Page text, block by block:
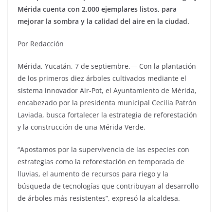
Mérida cuenta con 2,000 ejemplares listos, para
mejorar la sombra y la calidad del aire en la ciudad.
Por Redacción
Mérida, Yucatán, 7 de septiembre.— Con la plantación
de los primeros diez árboles cultivados mediante el
sistema innovador Air-Pot, el Ayuntamiento de Mérida,
encabezado por la presidenta municipal Cecilia Patrón
Laviada, busca fortalecer la estrategia de reforestación
y la construcción de una Mérida Verde.
“Apostamos por la supervivencia de las especies con
estrategias como la reforestación en temporada de
lluvias, el aumento de recursos para riego y la
búsqueda de tecnologías que contribuyan al desarrollo
de árboles más resistentes”, expresó la alcaldesa.